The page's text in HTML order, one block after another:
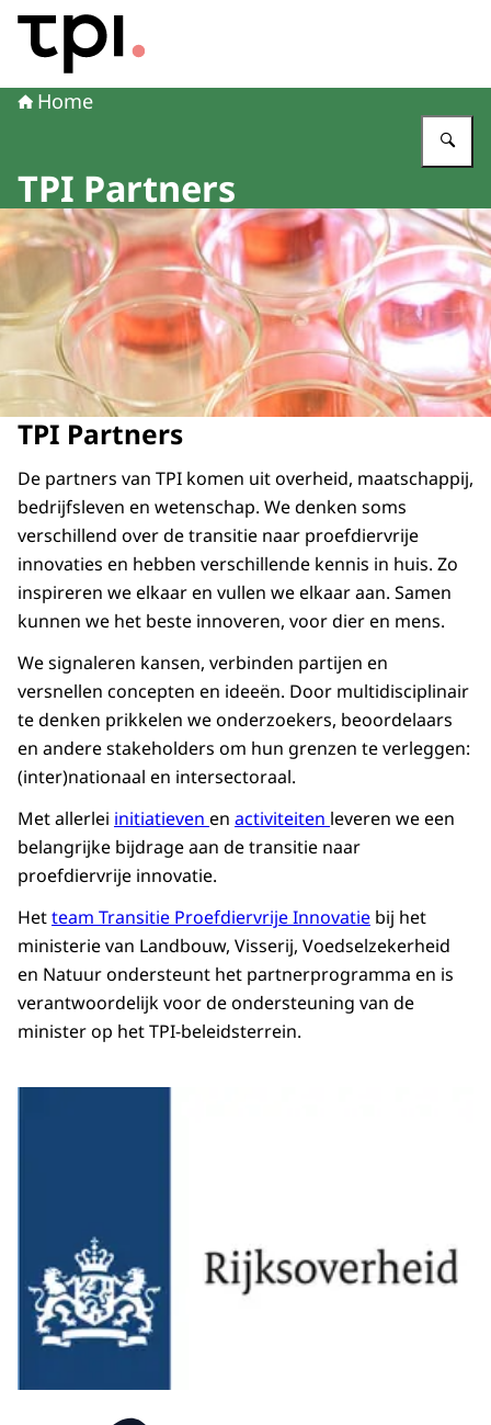
Naar de homepage van Transitie Proefdiervrije Innovatie
Home
TPI Partners
TPI Partners
De partners van TPI komen uit overheid, maatschappij,
bedrijfsleven en wetenschap. We denken soms
verschillend over de transitie naar proefdiervrije
innovaties en hebben verschillende kennis in huis. Zo
inspireren we elkaar en vullen we elkaar aan. Samen
kunnen we het beste innoveren, voor dier en mens.
We signaleren kansen, verbinden partijen en
versnellen concepten en ideeën. Door multidisciplinair
te denken prikkelen we onderzoekers, beoordelaars
en andere stakeholders om hun grenzen te verleggen:
(inter)nationaal en intersectoraal.
Met allerlei initiatieven en activiteiten leveren we een
belangrijke bijdrage aan de transitie naar
proefdiervrije innovatie.
Hetteam Transitie Proefdiervrije Innovatie bij het
ministerie van Landbouw, Visserij, Voedselzekerheid
en Natuur ondersteunt het partnerprogramma en is
verantwoordelijk voor de ondersteuning van de
minister op het TPI-beleidsterrein.